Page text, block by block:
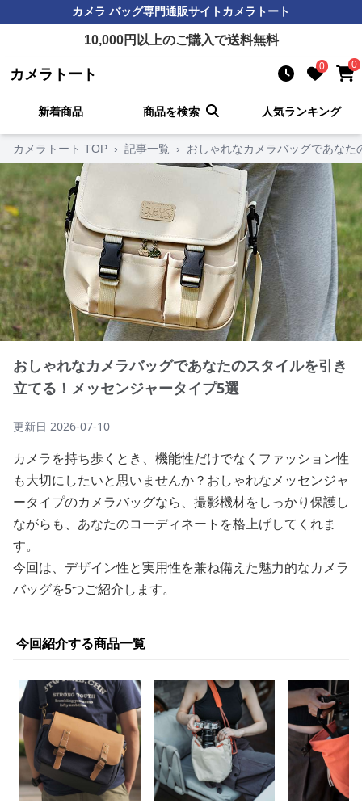
カメラ バッグ専門通販サイトカメラトート
10,000円以上のご購入で送料無料
カメラトート 0 0
新着商品 商品を検索 人気ランキング
カメラトート TOP › 記事一覧 › おしゃれなカメラバッグであな
おしゃれなカメラバッグであなたのスタイルを引き
立てる！メッセンジャータイプ5選
更新日 2026-07-10
カメラを持ち歩くとき、機能性だけでなくファッション性
も大切にしたいと思いませんか？おしゃれなメッセンジャ
ータイプのカメラバッグなら、撮影機材をしっかり保護し
ながらも、あなたのコーディネートを格上げしてくれま
す。
今回は、デザイン性と実用性を兼ね備えた魅力的なカメラ
バッグを5つご紹介します。
今回紹介する商品一覧